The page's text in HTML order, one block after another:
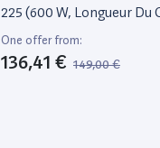
225 (600 W, Longueur Du
: 400 Cm, Manche
Télescopique En Continu
Jusqu'À 165 Cm, Livré En
One offer from:
136,41 € 149,00 €